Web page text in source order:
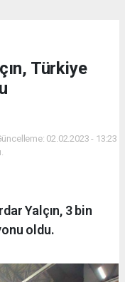
Türkiye
02.02.2023 - 13:23
Yalçın, 3 bin
oldu.